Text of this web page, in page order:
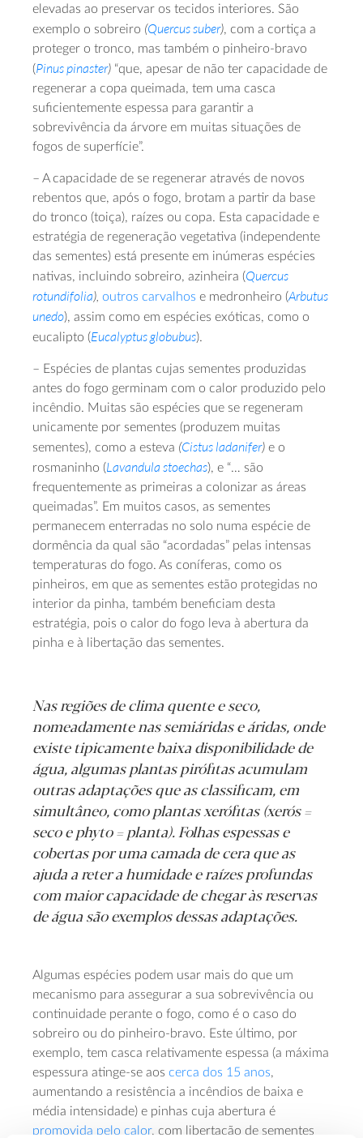
elevadas ao preservar os tecidos interiores. São
exemplo o sobreiro (Quercus suber), com a cortiça a
proteger o tronco, mas também o pinheiro-bravo
(Pinus pinaster) “que, apesar de não ter capacidade de
regenerar a copa queimada, tem uma casca
suficientemente espessa para garantir a
sobrevivência da árvore em muitas situações de
fogos de superfície”.
– A capacidade de se regenerar através de novos
rebentos que, após o fogo, brotam a partir da base
do tronco (toiça), raízes ou copa. Esta capacidade e
estratégia de regeneração vegetativa (independente
das sementes) está presente em inúmeras espécies
nativas, incluindo sobreiro, azinheira (Quercus
rotundifolia), outros carvalhos e medronheiro (Arbutus
unedo), assim como em espécies exóticas, como o
eucalipto (Eucalyptus globubus).
– Espécies de plantas cujas sementes produzidas
antes do fogo germinam com o calor produzido pelo
incêndio. Muitas são espécies que se regeneram
unicamente por sementes (produzem muitas
sementes), como a esteva (Cistus ladanifer) e o
rosmaninho (Lavandula stoechas), e “… são
frequentemente as primeiras a colonizar as áreas
queimadas”. Em muitos casos, as sementes
permanecem enterradas no solo numa espécie de
dormência da qual são “acordadas” pelas intensas
temperaturas do fogo. As coníferas, como os
pinheiros, em que as sementes estão protegidas no
interior da pinha, também beneficiam desta
estratégia, pois o calor do fogo leva à abertura da
pinha e à libertação das sementes.
Nas regiões de clima quente e seco,
nomeadamente nas semiáridas e áridas, onde
existe tipicamente baixa disponibilidade de
água, algumas plantas pirófitas acumulam
outras adaptações que as classificam, em
simultâneo, como plantas xerófitas (xerós=
seco e phyto= planta). Folhas espessas e
cobertas por uma camada de cera que as
ajuda a reter a humidade e raízes profundas
com maior capacidade de chegar às reservas
de água são exemplos dessas adaptações.
Algumas espécies podem usar mais do que um
mecanismo para assegurar a sua sobrevivência ou
continuidade perante o fogo, como é o caso do
sobreiro ou do pinheiro-bravo. Este último, por
exemplo, tem casca relativamente espessa (a máxima
espessura atinge-se aos cerca dos 15 anos,
aumentando a resistência a incêndios de baixa e
média intensidade) e pinhas cuja abertura é
promovida pelo calor, com libertação de sementes